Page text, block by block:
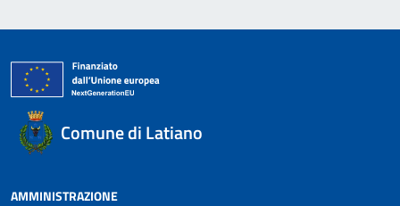
Comune di Latiano
AMMINISTRAZIONE